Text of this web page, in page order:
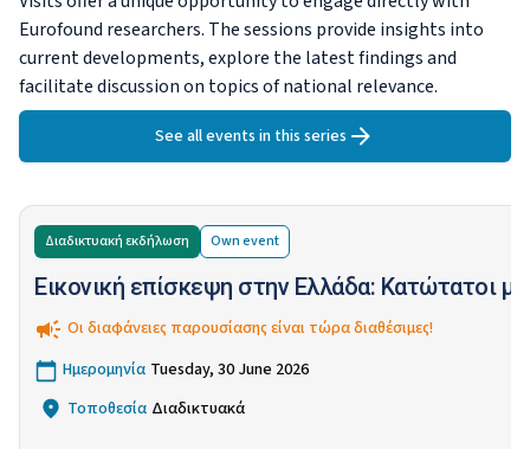
Eurofound researchers. The sessions provide insights into
current developments, explore the latest findings and
facilitate discussion on topics of national relevance.
See all events in this series
Διαδικτυακή εκδήλωση Ownevent
Εικονική επίσκεψη στην Ελλάδα: Κατώτατοι
Οι διαφάνειες παρουσίασης είναι τώρα διαθέσιμες!
Ημερομηνία Tuesday, 30 June 2026
Τοποθεσία Διαδικτυακά